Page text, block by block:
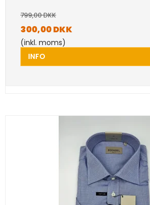
799,00 DKK
300,00 DKK
(inkl. moms)
INFO